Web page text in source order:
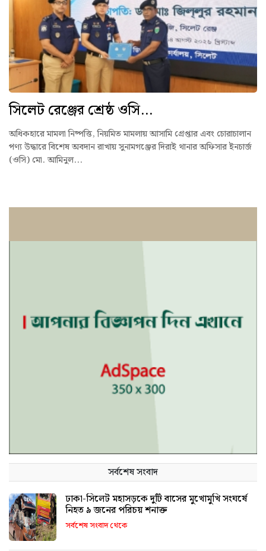
সিলেট রেঞ্জের শ্রেষ্ঠ ওসি...
অধিকহারে মামলা নিষ্পত্তি, নিয়মিত মামলায় আসামি গ্রেপ্তার এবং চোরাচালান
পণ্য উদ্ধারে বিশেষ অবদান রাখায় সুনামগঞ্জের দিরাই থানার অফিসার ইনচার্জ
(ওসি) মো. আমিনুল...
সর্বশেষ সংবাদ
ঢাকা-সিলেট মহাসড়কে দুটি বাসের মুখোমুখি সংঘর্ষে
নিহত ৯ জনের পরিচয় শনাক্ত
সর্বশেষ সংবাদ থেকে